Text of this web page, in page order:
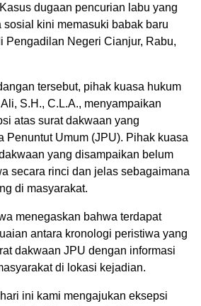
dugaan pencurian labu yang
sosial kini memasuki babak baru
Pengadilan Negeri Cianjur, Rabu,
tersebut, pihak kuasa hukum
S.H., C.L.A., menyampaikan
atas surat dakwaan yang
Penuntut Umum (JPU). Pihak kuasa
yang disampaikan belum
secara rinci dan jelas sebagaimana
di masyarakat.
menegaskan bahwa terdapat
antara kronologi peristiwa yang
dakwaan JPU dengan informasi
di lokasi kejadian.
ini kami mengajukan eksepsi